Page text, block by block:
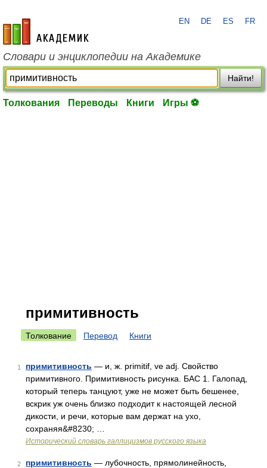
academic.ru
EN DE ES FR
Словари и энциклопедии на Академике
Найти!
Толкования Переводы Книги Игры ⚽
примитивность
Толкование Перевод Книги
1 примитивность — и, ж. primitif, ve adj. Свойство
примитивного. Примитивность рисунка. БАС 1. Галопад,
который теперь танцуют, уже не может быть бешенее,
вскрик уж очень близко подходит к настоящей лесной
дикости, и речи, которые вам держат на ухо,
сохраняя&#8230; …
Исторический словарь галлицизмов русского языка
2 примитивность — лубочность, прямолинейность,